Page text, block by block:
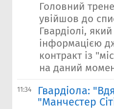
Головний
увійшов до
Гвардіолі,
інформацією
контракт із
на даний
11:34
Гвардіола:
"Манчестер